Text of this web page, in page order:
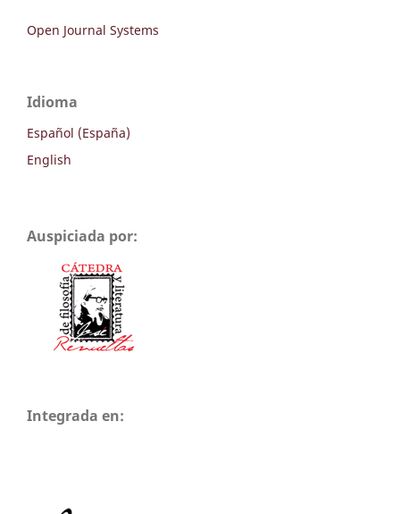
Open Journal Systems
Idioma
Español (España)
English
Auspiciada por:
Integrada en: